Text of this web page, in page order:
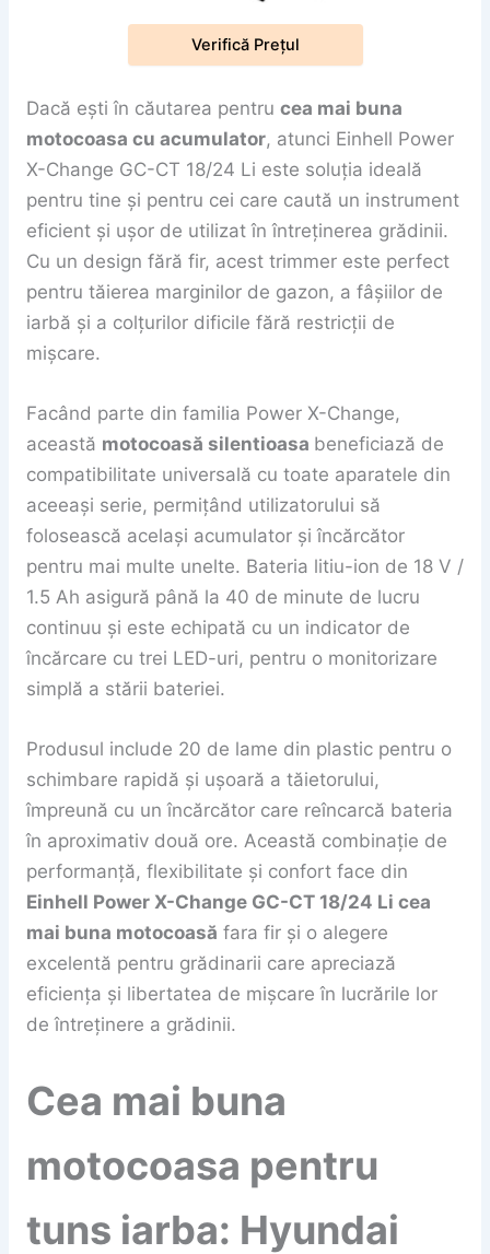
Verifică Prețul
Dacă ești în căutarea pentru cea mai buna
motocoasa cu acumulator, atunci Einhell Power
X-Change GC-CT 18/24 Li este soluția ideală
pentru tine și pentru cei care caută un instrument
eficient și ușor de utilizat în întreținerea grădinii.
Cu un design fără fir, acest trimmer este perfect
pentru tăierea marginilor de gazon, a fâșiilor de
iarbă și a colțurilor dificile fără restricții de
mișcare.
Facând parte din familia Power X-Change,
această motocoasă silentioasa beneficiază de
compatibilitate universală cu toate aparatele din
aceeași serie, permițând utilizatorului să
folosească același acumulator și încărcător
pentru mai multe unelte. Bateria litiu-ion de 18 V /
1.5 Ah asigură până la 40 de minute de lucru
continuu și este echipată cu un indicator de
încărcare cu trei LED-uri, pentru o monitorizare
simplă a stării bateriei.
Produsul include 20 de lame din plastic pentru o
schimbare rapidă și ușoară a tăietorului,
împreună cu un încărcător care reîncarcă bateria
în aproximativ două ore. Această combinație de
performanță, flexibilitate și confort face din
Einhell Power X-Change GC-CT 18/24 Li cea
mai buna motocoasă fara fir și o alegere
excelentă pentru grădinarii care apreciază
eficiența și libertatea de mișcare în lucrările lor
de întreținere a grădinii.
Cea mai buna
motocoasa pentru
tuns iarba: Hyundai